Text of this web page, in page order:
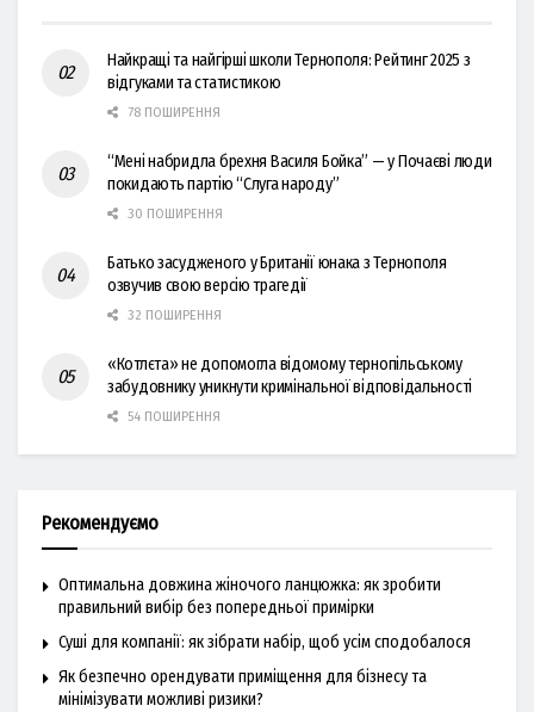
Найкращі та найгірші школи Тернополя: Рейтинг 2025 з
відгуками та статистикою
78 ПОШИРЕННЯ
“Мені набридла брехня Василя Бойка” — у Почаєві люди
покидають партію “Слуга народу”
30 ПОШИРЕННЯ
Батько засудженого у Британії юнака з Тернополя
озвучив свою версію трагедії
32 ПОШИРЕННЯ
«Котлєта» не допомогла відомому тернопільському
забудовнику уникнути кримінальної відповідальності
54 ПОШИРЕННЯ
Рекомендуємо
Оптимальна довжина жіночого ланцюжка: як зробити
правильний вибір без попередньої примірки
Суші для компанії: як зібрати набір, щоб усім сподобалося
Як безпечно орендувати приміщення для бізнесу та
мінімізувати можливі ризики?